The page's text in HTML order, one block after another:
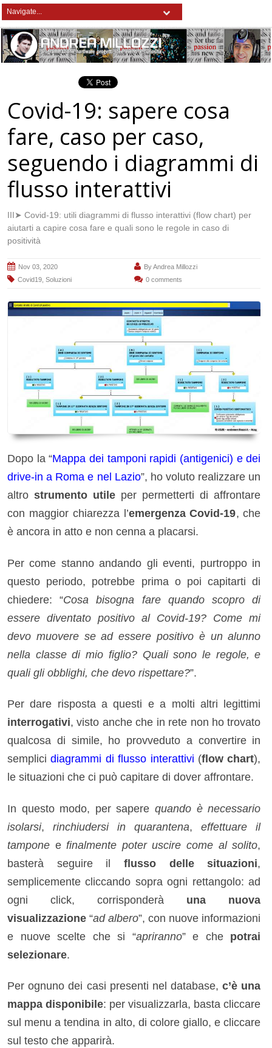
Covid-19: sapere cosa
fare, caso per caso,
seguendo i diagrammi di
flusso interattivi
III➤ Covid-19: utili diagrammi di flusso interattivi (flow chart) per
aiutarti a capire cosa fare e quali sono le regole in caso di
positività
Nov 03, 2020 ByAndrea Millozzi
Covid19 Soluzioni 0 comments
Dopo la “Mappa dei tamponi rapidi (antigenici) e dei
drive-in a Roma e nel Lazio”, ho voluto realizzare un
altrostrumento utile per permetterti di affrontare
con maggior chiarezza l’emergenza Covid-19, che
è ancora in atto e non cenna a placarsi.
Per come stanno andando gli eventi, purtroppo in
questo periodo, potrebbe prima o poi capitarti di
chiedere: “Cosa bisogna fare quando scopro di
essere diventato positivo al Covid-19? Come mi
devo muovere se ad essere positivo è un alunno
nella classe di mio figlio? Quali sono le regole, e
quali gli obblighi, che devo rispettare?”.
Per dare risposta a questi e a molti altri legittimi
interrogativi, visto anche che in rete non ho trovato
qualcosa di simile, ho provveduto a convertire in
semplicidiagrammi di flusso interattivi (flow chart),
le situazioni che ci può capitare di dover affrontare.
In questo modo, per saperequando è necessario
isolarsi,rinchiudersi in quarantena,effettuare il
tampone e finalmente poter uscire come al solito,
basterà seguire ilflusso delle situazioni,
semplicemente cliccando sopra ogni rettangolo: ad
ogni click, corrisponderà una nuova
visualizzazione “ad albero”, con nuove informazioni
e nuove scelte che si “apriranno” e che potrai
selezionare.
Per ognuno dei casi presenti nel database,c’è una
mappa disponibile: per visualizzarla, basta cliccare
sul menu a tendina in alto, di colore giallo, e cliccare
sul testo che apparirà.